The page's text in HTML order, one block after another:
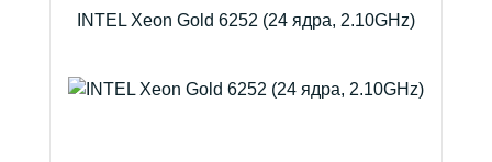
INTEL Xeon Gold 6252 (24 ядра, 2.10GHz)